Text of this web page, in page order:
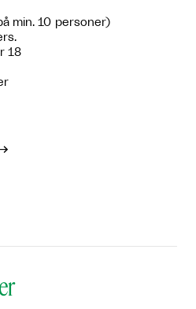
min. 10 personer)
18
→